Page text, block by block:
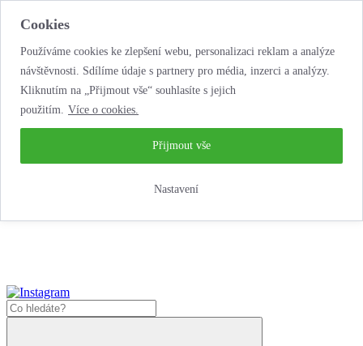
Cookies
Používáme cookies ke zlepšení webu, personalizaci reklam a analýze
návštěvnosti. Sdílíme údaje s partnery pro média, inzerci a analýzy.
Kliknutím na „Přijmout vše“ souhlasíte s jejich
použitím. Více o cookies.
Nastavení
Přijmout vše
…neobyčejná půjčovna motorek!